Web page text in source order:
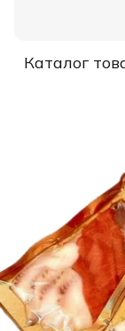
Каталог